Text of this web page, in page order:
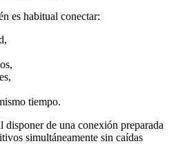
es habitual conectar:
tiempo.
disponer de una conexión preparada
simultáneamente sin caídas